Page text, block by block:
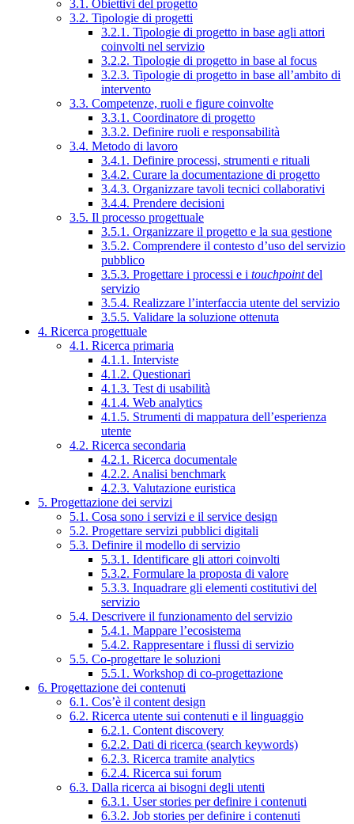
3.1. Obiettivi del progetto
3.2. Tipologie di progetti
3.2.1. Tipologie di progetto in base agli attori
coinvolti nel servizio
3.2.2. Tipologie di progetto in base al focus
3.2.3. Tipologie di progetto in base all’ambito di
intervento
3.3. Competenze, ruoli e figure coinvolte
3.3.1. Coordinatore di progetto
3.3.2. Definire ruoli e responsabilità
3.4. Metodo di lavoro
3.4.1. Definire processi, strumenti e rituali
3.4.2. Curare la documentazione di progetto
3.4.3. Organizzare tavoli tecnici collaborativi
3.4.4. Prendere decisioni
3.5. Il processo progettuale
3.5.1. Organizzare il progetto e la sua gestione
3.5.2. Comprendere il contesto d’uso del servizio
pubblico
3.5.3. Progettare i processi e i touchpointdel
servizio
3.5.4. Realizzare l’interfaccia utente del servizio
3.5.5. Validare la soluzione ottenuta
4. Ricerca progettuale
4.1. Ricerca primaria
4.1.1. Interviste
4.1.2. Questionari
4.1.3. Test di usabilità
4.1.4. Web analytics
4.1.5. Strumenti di mappatura dell’esperienza
utente
4.2. Ricerca secondaria
4.2.1. Ricerca documentale
4.2.2. Analisi benchmark
4.2.3. Valutazione euristica
5. Progettazione dei servizi
5.1. Cosa sono i servizi e il service design
5.2. Progettare servizi pubblici digitali
5.3. Definire il modello di servizio
5.3.1. Identificare gli attori coinvolti
5.3.2. Formulare la proposta di valore
5.3.3. Inquadrare gli elementi costitutivi del
servizio
5.4. Descrivere il funzionamento del servizio
5.4.1. Mappare l’ecosistema
5.4.2. Rappresentare i flussi di servizio
5.5. Co-progettare le soluzioni
5.5.1. Workshop di co-progettazione
6. Progettazione dei contenuti
6.1. Cos’è il content design
6.2. Ricerca utente sui contenuti e il linguaggio
6.2.1. Content discovery
6.2.2. Dati di ricerca (search keywords)
6.2.3. Ricerca tramite analytics
6.2.4. Ricerca sui forum
6.3. Dalla ricerca ai bisogni degli utenti
6.3.1. User stories per definire i contenuti
6.3.2. Job stories per definire i contenuti